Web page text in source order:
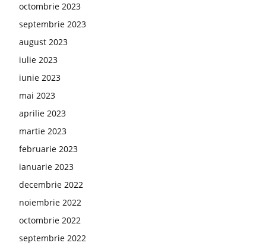
octombrie 2023
septembrie 2023
august 2023
iulie 2023
iunie 2023
mai 2023
aprilie 2023
martie 2023
februarie 2023
ianuarie 2023
decembrie 2022
noiembrie 2022
octombrie 2022
septembrie 2022